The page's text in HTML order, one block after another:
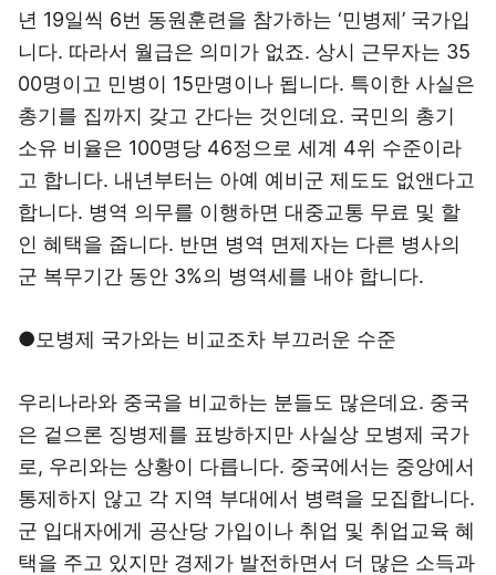
년 19일씩 6번 동원훈련을 참가하는 ‘민병제’ 국가입
니다. 따라서 월급은 의미가 없죠. 상시 근무자는 35
00명이고 민병이 15만명이나 됩니다. 특이한 사실은
총기를 집까지 갖고 간다는 것인데요. 국민의 총기
소유 비율은 100명당 46정으로 세계 4위 수준이라
고 합니다. 내년부터는 아예 예비군 제도도 없앤다고
합니다. 병역 의무를 이행하면 대중교통 무료 및 할
인 혜택을 줍니다. 반면 병역 면제자는 다른 병사의
군 복무기간 동안 3%의 병역세를 내야 합니다.
●모병제 국가와는 비교조차 부끄러운 수준
우리나라와 중국을 비교하는 분들도 많은데요. 중국
은 겉으론 징병제를 표방하지만 사실상 모병제 국가
로, 우리와는 상황이 다릅니다. 중국에서는 중앙에서
통제하지 않고 각 지역 부대에서 병력을 모집합니다.
군 입대자에게 공산당 가입이나 취업 및 취업교육 혜
택을 주고 있지만 경제가 발전하면서 더 많은 소득과